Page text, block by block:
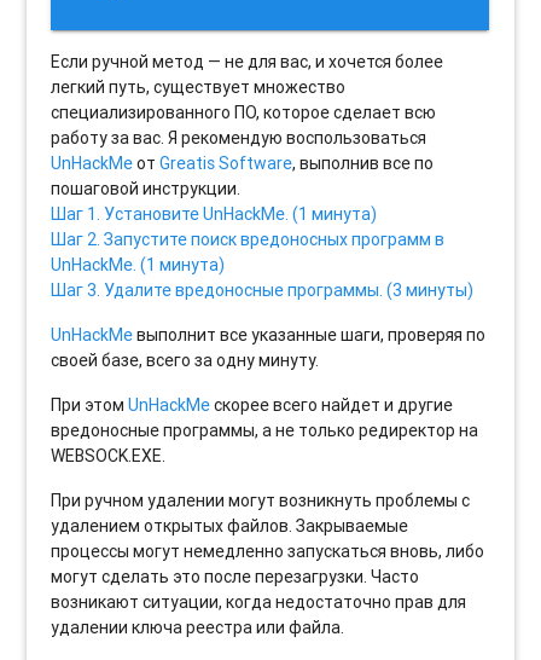
Если ручной метод — не для вас, и хочется более
легкий путь, существует множество
специализированного ПО, которое сделает всю
работу за вас. Я рекомендую воспользоваться
UnHackMeотGreatis Software, выполнив все по
пошаговой инструкции.
Шаг 1. Установите UnHackMe. (1 минута)
Шаг 2. Запустите поиск вредоносных программ в
UnHackMe. (1 минута)
Шаг 3. Удалите вредоносные программы. (3 минуты)
UnHackMeвыполнит все указанные шаги, проверяя по
своей базе, всего за одну минуту.
При этомUnHackMeскорее всего найдет и другие
вредоносные программы, а не только редиректор на
WEBSOCK.EXE.
При ручном удалении могут возникнуть проблемы с
удалением открытых файлов. Закрываемые
процессы могут немедленно запускаться вновь, либо
могут сделать это после перезагрузки. Часто
возникают ситуации, когда недостаточно прав для
удалении ключа реестра или файла.